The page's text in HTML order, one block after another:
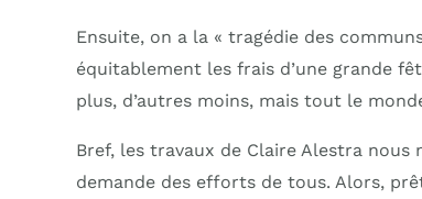
Ensuite, on a la « tragédie des
équitablement les frais d’une grande
plus, d’autres moins, mais tout le
Bref, les travaux de Claire Alestra
demande des efforts de tous. Alors,